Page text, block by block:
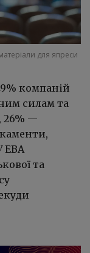
для япреси
компаній
силам та
26% —
та